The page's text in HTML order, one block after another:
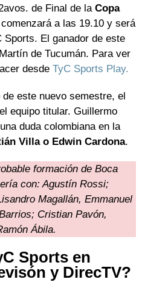
de Final de laCopa
a las 19.10 y será
El ganador de este
de Tucumán. Para ver
desde TyC Sports Play.
este nuevo semestre, el
equipo titular. Guillermo
duda colombiana en la
Villa o Edwin Cardona.
formación de Boca
con: Agustín Rossi;
Magallán, Emmanuel
Cristian Pavón,
Ábila.
Sports en
y DirecTV?